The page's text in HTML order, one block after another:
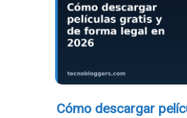
Cómo descargar